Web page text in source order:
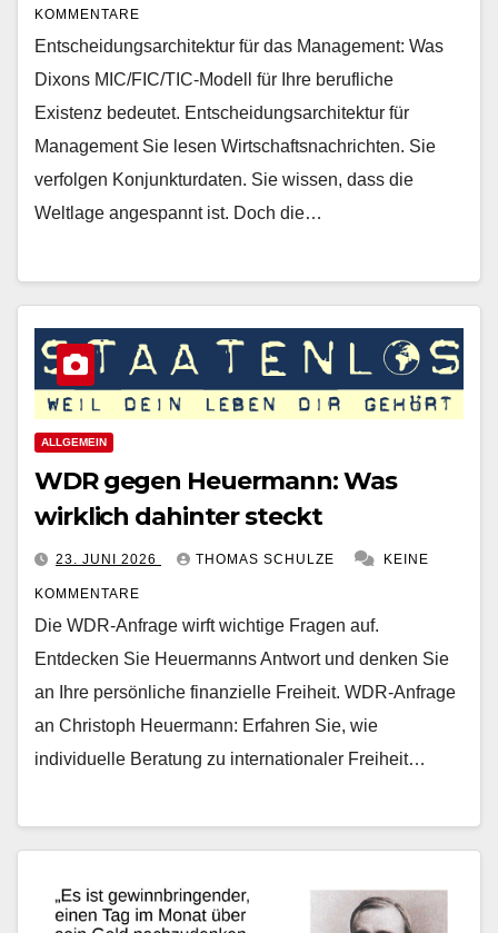
KOMMENTARE
Entscheidungsarchitektur für das Management: Was
Dixons MIC/FIC/TIC-Modell für Ihre berufliche
Existenz bedeutet. Entscheidungsarchitektur für
Management Sie lesen Wirtschaftsnachrichten. Sie
verfolgen Konjunkturdaten. Sie wissen, dass die
Weltlage angespannt ist. Doch die…
ALLGEMEIN
WDR gegen Heuermann: Was
wirklich dahinter steckt
23. JUNI 2026 THOMAS SCHULZE KEINE
KOMMENTARE
Die WDR-Anfrage wirft wichtige Fragen auf.
Entdecken Sie Heuermanns Antwort und denken Sie
an Ihre persönliche finanzielle Freiheit. WDR-Anfrage
an Christoph Heuermann: Erfahren Sie, wie
individuelle Beratung zu internationaler Freiheit…